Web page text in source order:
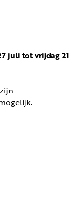
juli tot vrijdag 21